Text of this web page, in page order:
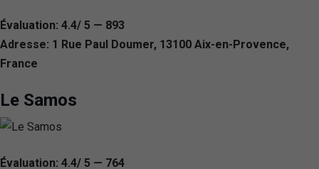
Évaluation: 4.4/ 5 — 893
Adresse: 1 Rue Paul Doumer, 13100 Aix-en-Provence,
France
Le Samos
Évaluation: 4.4/ 5 — 764